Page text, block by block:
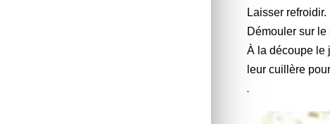
Laisser refroidir.
Démouler sur
À la découpe le
leur cuillère
.